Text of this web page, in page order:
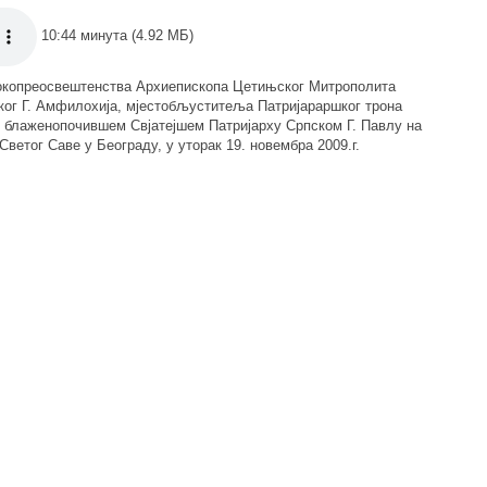
10:44 минута (4.92 МБ)
Архиепископа Цетињског Митрополита
Г. Амфилохија, мјестобљуститеља Патријараршког трона
блаженопочившем Свјатејшем Патријарху Српском Г. Павлу на
Саве у Београду, у уторак 19. новембра 2009.г.